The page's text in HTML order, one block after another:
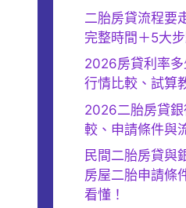
二胎房貸流程要
完整時間＋5大
2026房貸利率
行情比較、試算
2026二胎房貸
較、申請條件與
民間二胎房貸與
房屋二胎申請條
看懂！